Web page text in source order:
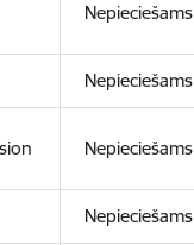
Nepieciešams
Nepieciešams
Nepieciešams
Nepieciešams